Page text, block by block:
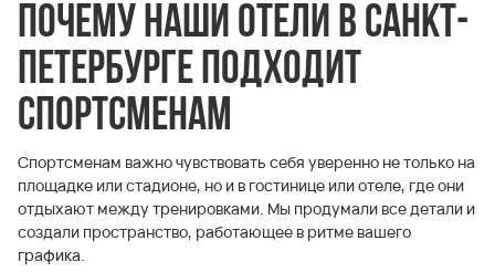
Почему наши отели в Санкт-
Петербурге подходит
спортсменам
Спортсменам важно чувствовать себя уверенно не только на
площадке или стадионе, но и в гостинице или отеле, где они
отдыхают между тренировками. Мы продумали все детали и
создали пространство, работающее в ритме вашего
графика.